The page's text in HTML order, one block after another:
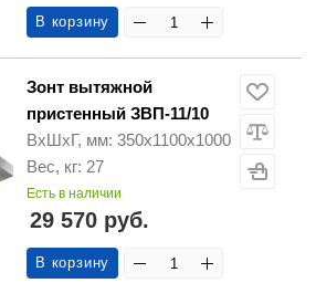
В корзину
Зонт вытяжной
пристенный ЗВП-11/10
ВхШхГ, мм: 350х1100х1000
Вес, кг: 27
Есть в наличии
29 570 руб.
В корзину